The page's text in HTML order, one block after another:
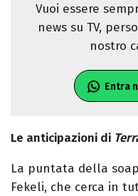
Vuoi essere
news su TV,
nostro
Entra
Le anticipazioni di
La puntata della
Fekeli, che cerca in